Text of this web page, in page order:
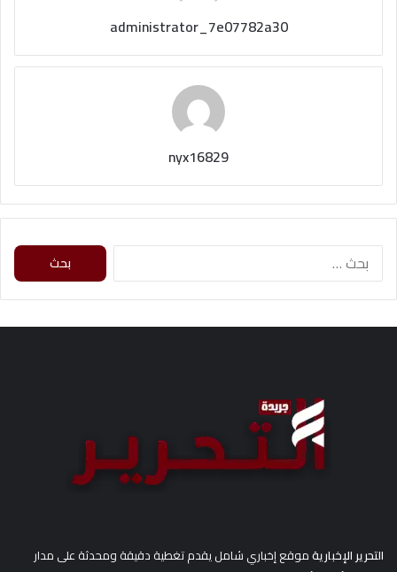
administrator_7e07782a30
nyx16829
ث
التحرير الإخباريةموقع إخباري شامل يقدم تغطية دقيقة ومحدثة على مدار